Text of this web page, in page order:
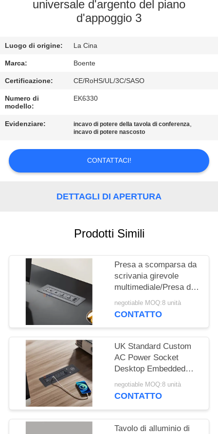
CONTROLLO
CONTATTICI
NOTIZIE
CASI
CONFERENCE
ROOM
SOLUTION
SITO
PRIVACY
POLICY
universale d'argento del piano
d'appoggio 3
Luogo di origine: La Cina
Marca: Boente
Certificazione: CE/RoHS/UL/3C/SASO
Numero di
modello:
EK6330
Evidenziare: incavo di potere della tavola di conferenza,
incavo di potere nascosto
CONTATTACI!
DETTAGLI DI APERTURA
Prodotti Simili
Presa a scomparsa da
scrivania girevole
multimediale/Presa di
corrente a scomparsa
da tavolo/Presa da
negotiable MOQ:8 unità
CONTATTO
UK Standard Custom
AC Power Socket
Desktop Embedded
Electric Flip Socket
con 2 prese di corrente
negotiable MOQ:8 unità
CONTATTO
Tavolo di alluminio di